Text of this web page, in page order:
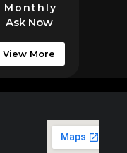
Monthly
Ask Now
View More